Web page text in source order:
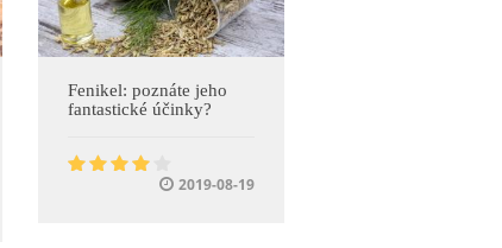
Fenikel: poznáte jeho
fantastické účinky?
2019-08-19